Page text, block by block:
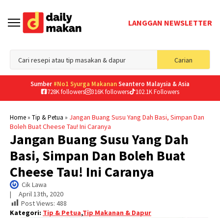
LANGGAN NEWSLETTER
Carian
for:
Sumber #No1 Syurga MakananSeantero Malaysia & Asia
728K followers
316K followers 102.1K Followers
Home» Tip & Petua » Jangan Buang Susu Yang Dah Basi, Simpan Dan
Boleh Buat Cheese Tau! Ini Caranya
Jangan Buang Susu Yang Dah
Basi, Simpan Dan Boleh Buat
Cheese Tau! Ini Caranya
Cik Lawa
| April 13th, 2020
Post Views: 488
Kategori: Tip & Petua,Tip Makanan & Dapur